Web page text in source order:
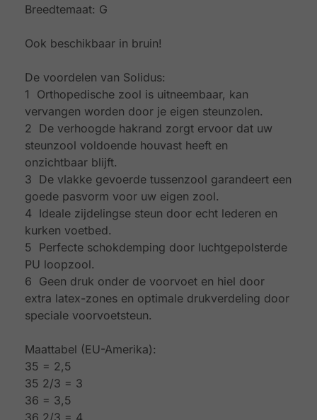
Breedtemaat: G
Ook beschikbaar in bruin!
De voordelen van Solidus:
1 Orthopedische zool is uitneembaar, kan
vervangen worden door je eigen steunzolen.
2 De verhoogde hakrand zorgt ervoor dat uw
steunzool voldoende houvast heeft en
onzichtbaar blijft.
3 De vlakke gevoerde tussenzool garandeert een
goede pasvorm voor uw eigen zool.
4 Ideale zijdelingse steun door echt lederen en
kurken voetbed.
5 Perfecte schokdemping door luchtgepolsterde
PU loopzool.
6 Geen druk onder de voorvoet en hiel door
extra latex-zones en optimale drukverdeling door
speciale voorvoetsteun.
Maattabel (EU-Amerika):
35 = 2,5
35 2/3 = 3
36 = 3,5
36 2/3 = 4